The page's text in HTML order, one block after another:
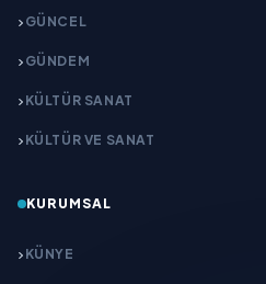
GÜNCEL
GÜNDEM
KÜLTÜR SANAT
KÜLTÜR VE SANAT
KURUMSAL
KÜNYE